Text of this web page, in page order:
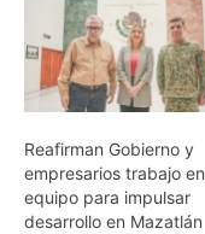
Reafirman Gobierno y
empresarios trabajo en
equipo para impulsar
desarrollo en Mazatlán